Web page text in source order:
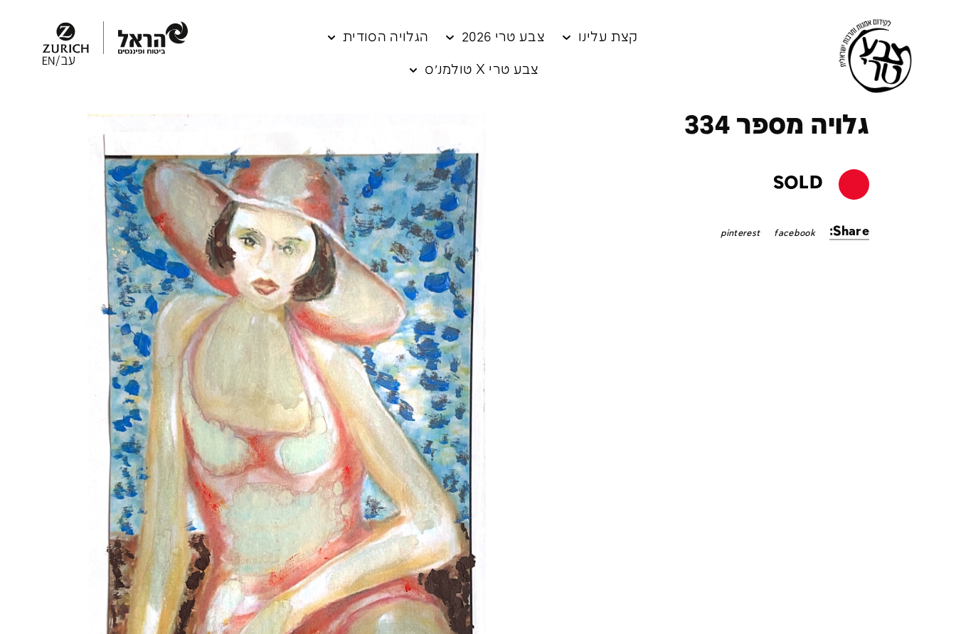
קצת עלינו צבע טרי 2026 הגלויה הסודית
צבע טרי X טולמנ׳ס
גלויה מספר 334
SOLD
Share:
facebook
pinterest